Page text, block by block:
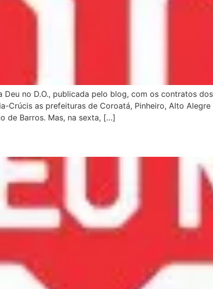
Deu no D.O., publicada pelo blog, com os contratos
Crúcis as prefeituras de Coroatá, Pinheiro, Alto
de Barros. Mas, na sexta, […]